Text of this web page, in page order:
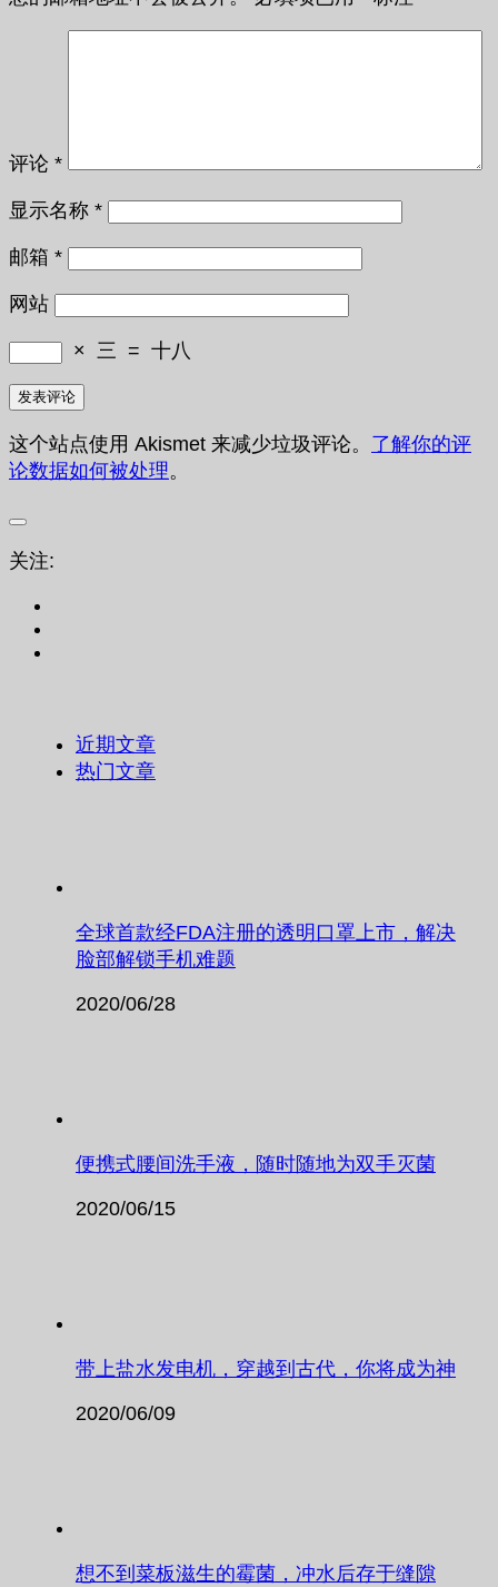
评论 *
显示名称 *
邮箱 *
网站
× 三 = 十八
这个站点使用 Akismet 来减少垃圾评论。 了解你的评
论数据如何被处理。
关注:
近期文章
热门文章
全球首款经FDA注册的透明口罩上市，解决
脸部解锁手机难题
2020/06/28
便携式腰间洗手液，随时随地为双手灭菌
2020/06/15
带上盐水发电机，穿越到古代，你将成为神
2020/06/09
想不到菜板滋生的霉菌，冲水后存于缝隙